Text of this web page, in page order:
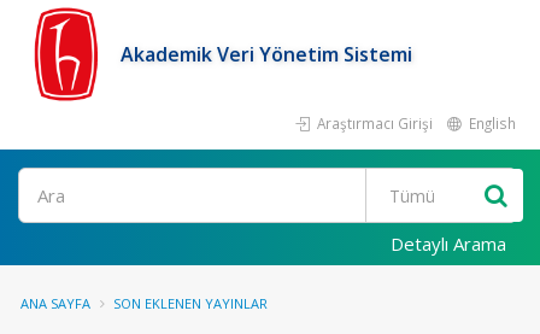
Akademik Veri Yönetim Sistemi
Araştırmacı Girişi English
Ara
Detaylı Arama
ANA SAYFA SON EKLENEN YAYINLAR